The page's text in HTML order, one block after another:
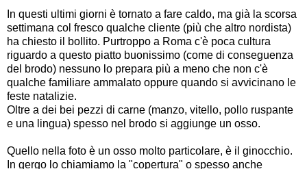
In questi ultimi giorni è tornato a fare caldo, ma già la scorsa
settimana col fresco qualche cliente (più che altro nordista)
ha chiesto il bollito. Purtroppo a Roma c'è poca cultura
riguardo a questo piatto buonissimo (come di conseguenza
del brodo) nessuno lo prepara più a meno che non c'è
qualche familiare ammalato oppure quando si avvicinano le
feste natalizie.
Oltre a dei bei pezzi di carne (manzo, vitello, pollo ruspante
e una lingua) spesso nel brodo si aggiunge un osso.
Quello nella foto è un osso molto particolare, è il ginocchio.
In gergo lo chiamiamo la "copertura" o spesso anche